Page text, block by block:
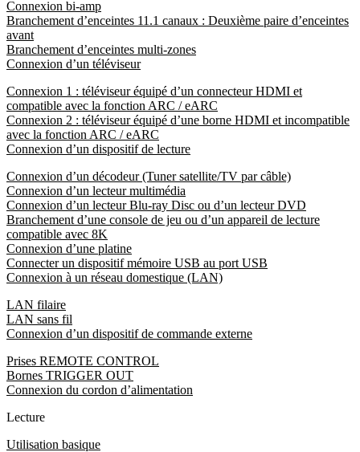
Connexion bi-amp
Branchement d’enceintes 11.1 canaux : Deuxième paire d’enceintes
avant
Branchement d’enceintes multi-zones
Connexion d’un téléviseur
Connexion 1 : téléviseur équipé d’un connecteur HDMI et
compatible avec la fonction ARC / eARC
Connexion 2 : téléviseur équipé d’une borne HDMI et incompatible
avec la fonction ARC / eARC
Connexion d’un dispositif de lecture
Connexion d’un décodeur (Tuner satellite/TV par câble)
Connexion d’un lecteur multimédia
Connexion d’un lecteur Blu-ray Disc ou d’un lecteur DVD
Branchement d’une console de jeu ou d’un appareil de lecture
compatible avec 8K
Connexion d’une platine
Connecter un dispositif mémoire USB au port USB
Connexion à un réseau domestique (LAN)
LAN filaire
LAN sans fil
Connexion d’un dispositif de commande externe
Prises REMOTE CONTROL
Bornes TRIGGER OUT
Connexion du cordon d’alimentation
Lecture
Utilisation basique